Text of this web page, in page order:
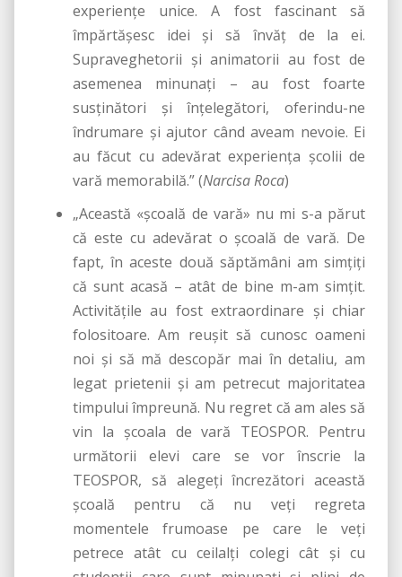
experienţe unice. A fost fascinant să
împărtăşesc idei şi să învăţ de la ei.
Supraveghetorii şi animatorii au fost de
asemenea minunaţi – au fost foarte
susţinători şi înţelegători, oferindu-ne
îndrumare şi ajutor când aveam nevoie. Ei
au făcut cu adevărat experienţa şcolii de
vară memorabilă.” (Narcisa Roca)
„Această «şcoală de vară» nu mi s-a părut
că este cu adevărat o şcoală de vară. De
fapt, în aceste două săptămâni am simţiţi
că sunt acasă – atât de bine m-am simţit.
Activităţile au fost extraordinare şi chiar
folositoare. Am reuşit să cunosc oameni
noi şi să mă descopăr mai în detaliu, am
legat prietenii şi am petrecut majoritatea
timpului împreună. Nu regret că am ales să
vin la şcoala de vară TEOSPOR. Pentru
următorii elevi care se vor înscrie la
TEOSPOR, să alegeţi încrezători această
şcoală pentru că nu veţi regreta
momentele frumoase pe care le veţi
petrece atât cu ceilalţi colegi cât şi cu